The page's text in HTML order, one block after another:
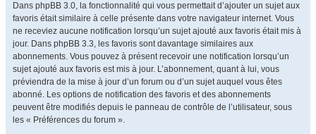
Dans phpBB 3.0, la fonctionnalité qui vous permettait d’ajouter un sujet aux
favoris était similaire à celle présente dans votre navigateur internet. Vous
ne receviez aucune notification lorsqu’un sujet ajouté aux favoris était mis à
jour. Dans phpBB 3.3, les favoris sont davantage similaires aux
abonnements. Vous pouvez à présent recevoir une notification lorsqu’un
sujet ajouté aux favoris est mis à jour. L’abonnement, quant à lui, vous
préviendra de la mise à jour d’un forum ou d’un sujet auquel vous êtes
abonné. Les options de notification des favoris et des abonnements
peuvent être modifiés depuis le panneau de contrôle de l’utilisateur, sous
les « Préférences du forum ».